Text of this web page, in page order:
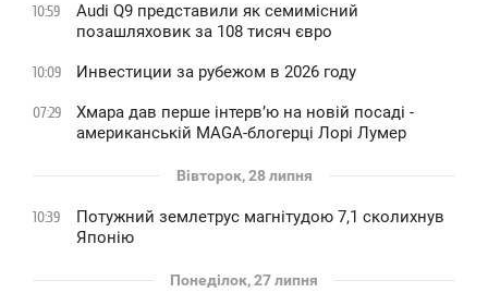
10:59
Audi Q9 представили як семимісний
позашляховик за 108 тисяч євро
10:09 Инвестиции за рубежом в 2026 году
07:29
Хмара дав перше інтервʼю на новій посаді -
американській MAGA-блогерці Лорі Лумер
Вівторок, 28 липня
10:39
Потужний землетрус магнітудою 7,1 сколихнув
Японію
Понеділок, 27 липня